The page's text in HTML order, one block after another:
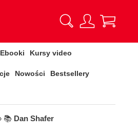
Ebooki Kursy video
Nowości Bestsellery
📚 Dan Shafer